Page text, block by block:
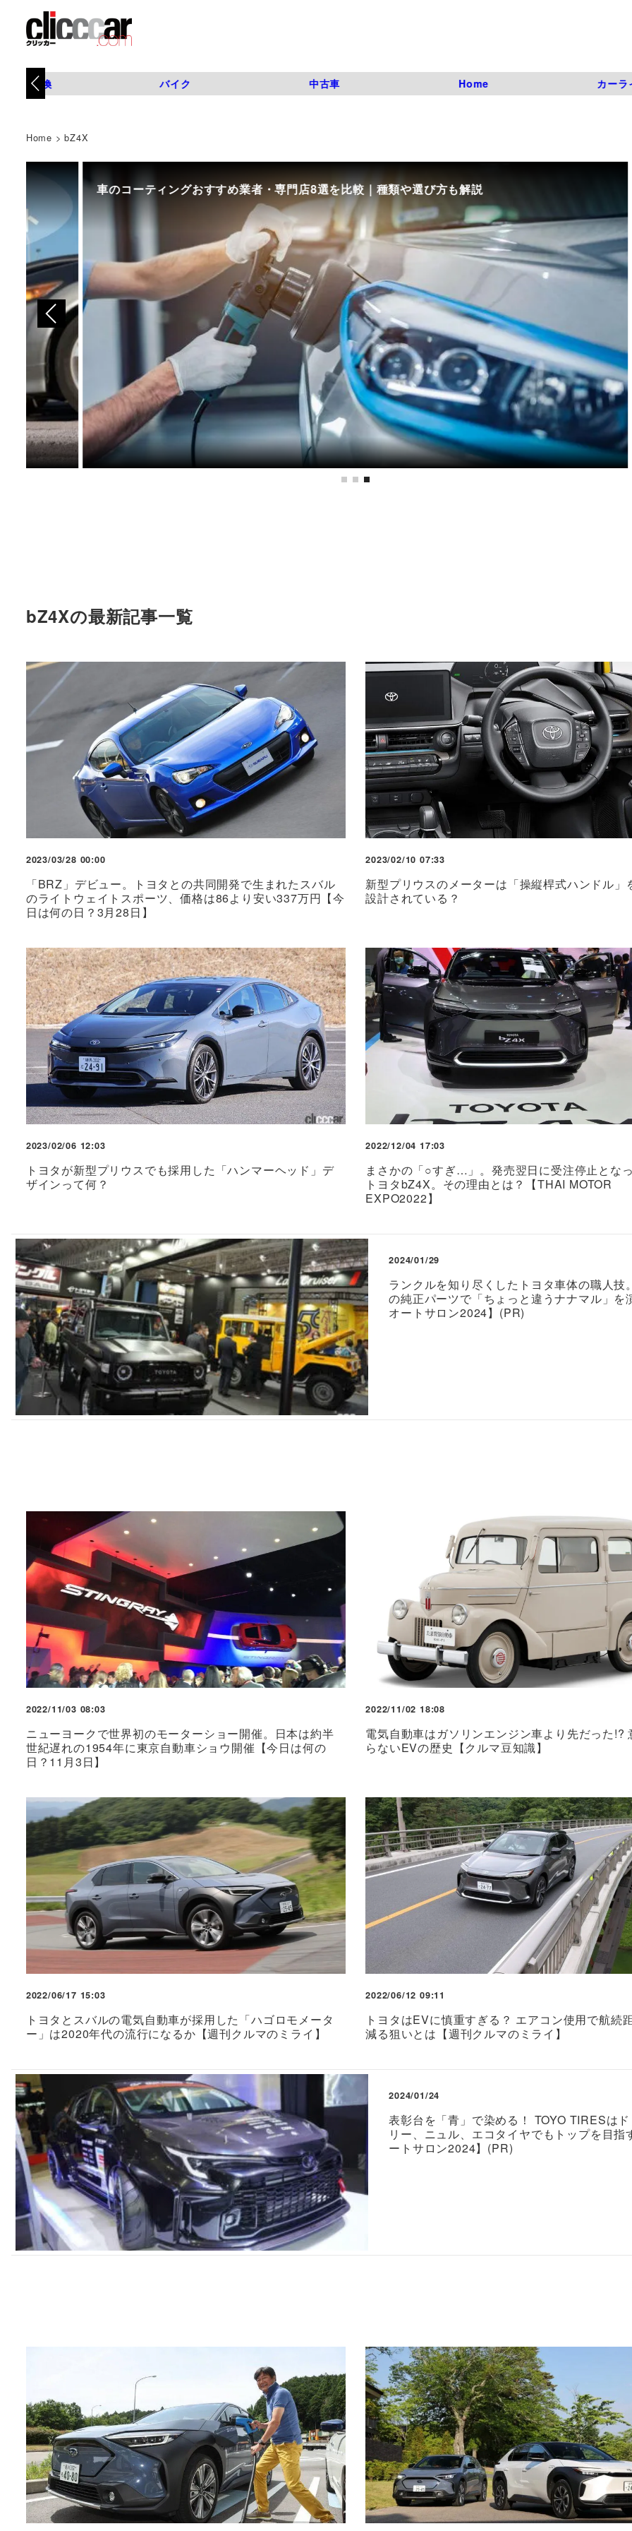
タイヤ交換 バイク 中古車 Home カーラ
Home >bZ4X
車のコーティングおすすめ業者・専門店8選を比較｜種類や選び方も解説
bZ4Xの最新記事一覧
2023/03/28 00:00
「BRZ」デビュー。トヨタとの共同開発で生まれたスバル
のライトウェイトスポーツ、価格は86より安い337万円【今
日は何の日？3月28日】
2023/02/10 07:33
新型プリウスのメーターは「操縦桿式ハンドル」
設計されている？
2023/02/06 12:03
トヨタが新型プリウスでも採用した「ハンマーヘッド」デ
ザインって何？
2022/12/04 17:03
まさかの「○すぎ…」。発売翌日に受注停止とな
トヨタbZ4X。その理由とは？【THAI MOTOR
EXPO2022】
2024/01/29
ランクルを知り尽くしたトヨタ車体の職人技
の純正パーツで「ちょっと違うナナマル」を
オートサロン2024】(PR)
2022/11/03 08:03
ニューヨークで世界初のモーターショー開催。日本は約半
世紀遅れの1954年に東京自動車ショウ開催【今日は何の
日？11月3日】
2022/11/02 18:08
電気自動車はガソリンエンジン車より先だった!?
らないEVの歴史【クルマ豆知識】
2022/06/17 15:03
トヨタとスバルの電気自動車が採用した「ハゴロモメータ
ー」は2020年代の流行になるか【週刊クルマのミライ】
2022/06/12 09:11
トヨタはEVに慎重すぎる？ エアコン使用で航続
減る狙いとは【週刊クルマのミライ】
2024/01/24
表彰台を「青」で染める！ TOYO TIRESは
リー、ニュル、エコタイヤでもトップを目指
ートサロン2024】(PR)